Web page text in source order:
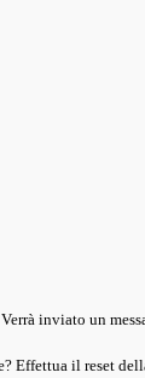
Verrà inviato un
Effettua il reset